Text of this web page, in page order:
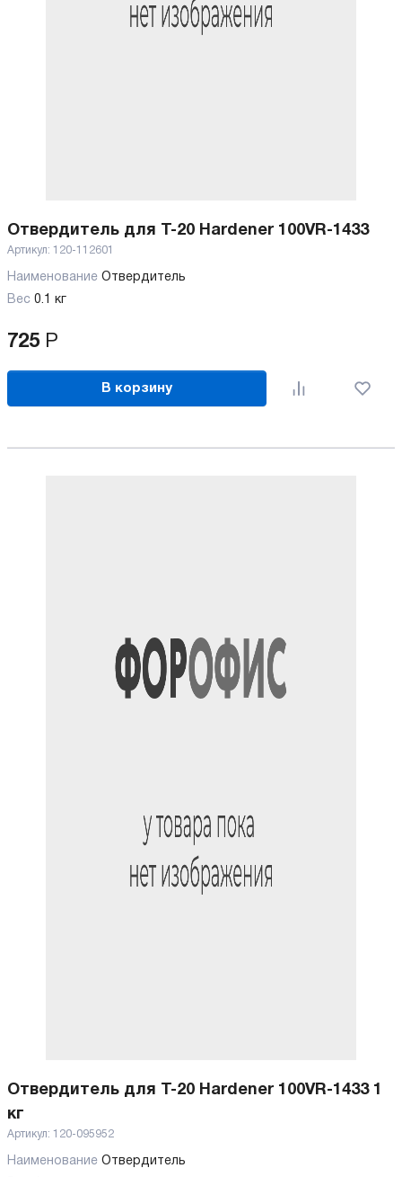
Отвердитель для T-20 Hardener 100VR-1433
Артикул: 120-112601
Наименование Отвердитель
Вес 0.1 кг
725 Р
В корзину
Отвердитель для T-20 Hardener 100VR-1433 1
кг
Артикул: 120-095952
Наименование Отвердитель